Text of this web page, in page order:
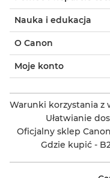
Nauka i edukacja
O Canon
Moje konto
Warunki korzystania z
Ułatwianie
Oficjalny sklep Canon
Gdzie kupić -